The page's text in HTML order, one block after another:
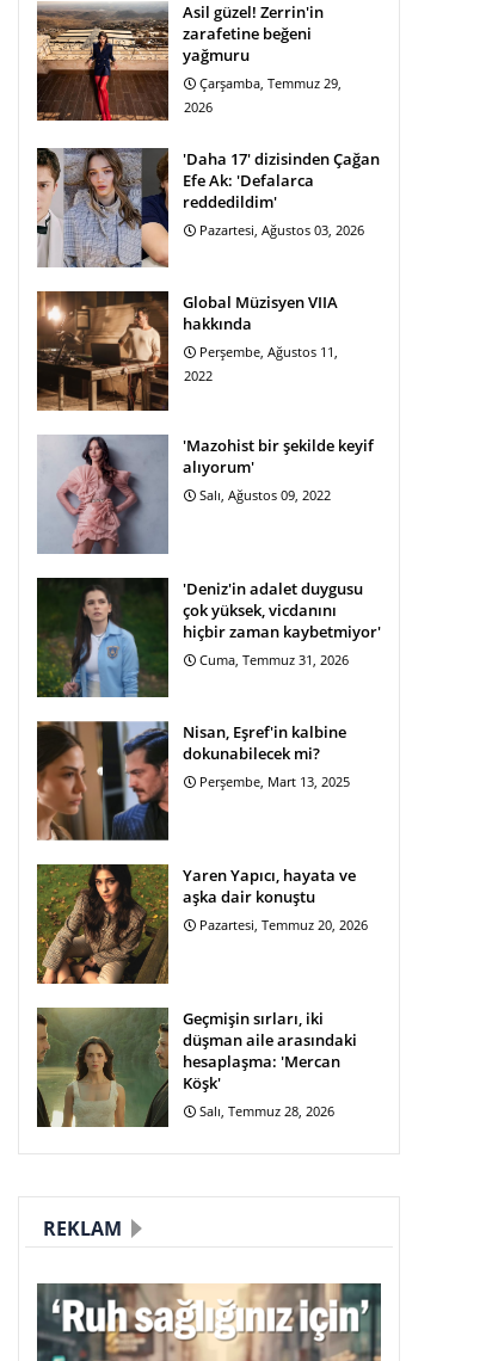
Asil güzel! Zerrin'in
zarafetine beğeni
yağmuru
Çarşamba, Temmuz 29,
2026
'Daha 17' dizisinden Çağan
Efe Ak: 'Defalarca
reddedildim'
Pazartesi, Ağustos 03, 2026
Global Müzisyen VIIA
hakkında
Perşembe, Ağustos 11,
2022
'Mazohist bir şekilde keyif
alıyorum'
Salı, Ağustos 09, 2022
'Deniz'in adalet duygusu
çok yüksek, vicdanını
hiçbir zaman kaybetmiyor'
Cuma, Temmuz 31, 2026
Nisan, Eşref'in kalbine
dokunabilecek mi?
Perşembe, Mart 13, 2025
Yaren Yapıcı, hayata ve
aşka dair konuştu
Pazartesi, Temmuz 20, 2026
Geçmişin sırları, iki
düşman aile arasındaki
hesaplaşma: 'Mercan
Köşk'
Salı, Temmuz 28, 2026
REKLAM